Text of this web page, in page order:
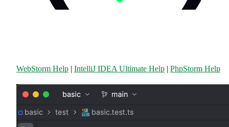
WebStorm Help | IntelliJ IDEA Ultimate Help | PhpStorm Help